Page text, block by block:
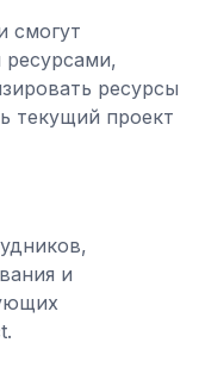
смогут
ресурсами,
ресурсы
текущий проект
и